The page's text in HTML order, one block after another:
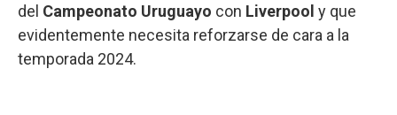
del Campeonato Uruguayo con Liverpool y que
evidentemente necesita reforzarse de cara a la
temporada 2024.